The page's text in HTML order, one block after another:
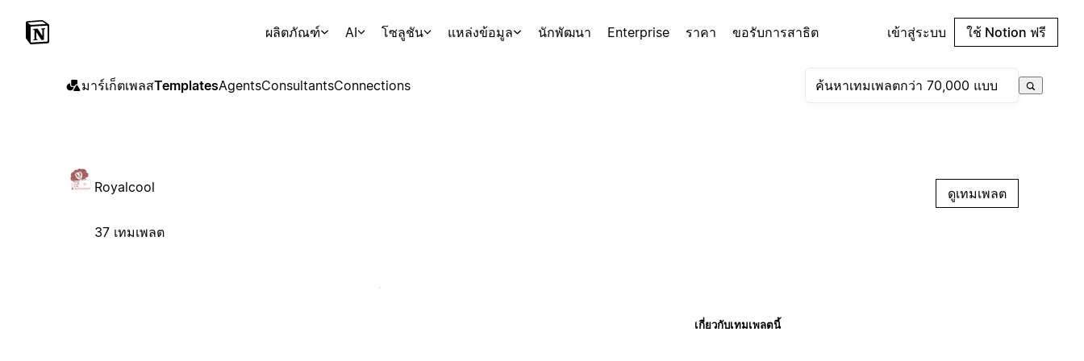
ผลิตภัณฑ์ AI โซลูชัน แหล่งข้อมูล นักพัฒนา Enterprise ราคา ขอรับการสาธิต เข้าสู่ระบบ ใช้ Notion ฟรี
มาร์เก็ตเพลสTemplatesAgentsConsultantsConnections
Royalcool
37 เทมเพลต
ดูเทมเพลต
เกี่ยวกับเทมเพลตนี้